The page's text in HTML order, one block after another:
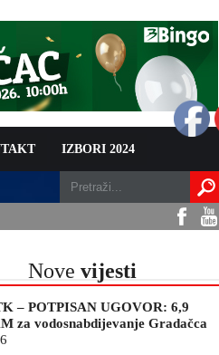
IZBORI 2024
Nove vijesti
– POTPISAN UGOVOR: 6,9
za vodosnabdijevanje Gradačca